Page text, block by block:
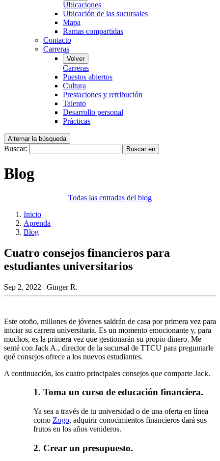
Ubicaciones
Ubicación de las sucursales
Mapa
Ramas compartidas
Contacto
Carreras
Volver
Carreras
Puestos abiertos
Cultura
Prestaciones y retribución
Talento
Desarrollo personal
Prácticas
Alternar la búsqueda
Buscar: Buscar en
Blog
Todas las entradas del blog
Inicio
Aprenda
Blog
Cuatro consejos financieros para
estudiantes universitarios
Sep 2, 2022 | Ginger R.
Este otoño, millones de jóvenes saldrán de casa por primera vez para
iniciar su carrera universitaria. Es un momento emocionante y, para
muchos, es la primera vez que gestionarán su propio dinero. Me
senté con Jack A., director de la sucursal de TTCU para preguntarle
qué consejos ofrece a los nuevos estudiantes.
A continuación, los cuatro principales consejos que comparte Jack.
1. Toma un curso de educación financiera.
Ya sea a través de tu universidad o de una oferta en línea
como Zogo, adquirir conocimientos financieros dará sus
frutos en los años venideros.
2. Crear un presupuesto.